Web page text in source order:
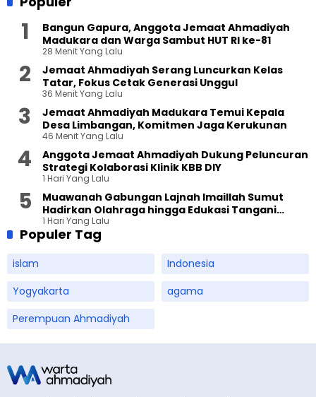
Bangun Gapura, Anggota Jemaat Ahmadiyah
Madukara dan Warga Sambut HUT RI ke-81
28 Menit Yang Lalu
Jemaat Ahmadiyah Serang Luncurkan Kelas
Tatar, Fokus Cetak Generasi Unggul
36 Menit Yang Lalu
Jemaat Ahmadiyah Madukara Temui Kepala
Desa Limbangan, Komitmen Jaga Kerukunan
46 Menit Yang Lalu
Anggota Jemaat Ahmadiyah Dukung Peluncuran
Strategi Kolaborasi Klinik KBB DIY
1 Hari Yang Lalu
Muawanah Gabungan Lajnah Imaillah Sumut
Hadirkan Olahraga hingga Edukasi Tangani
Sampah
1 Hari Yang Lalu
Populer Tag
islam
Indonesia
Yogyakarta
agama
Perempuan Ahmadiyah